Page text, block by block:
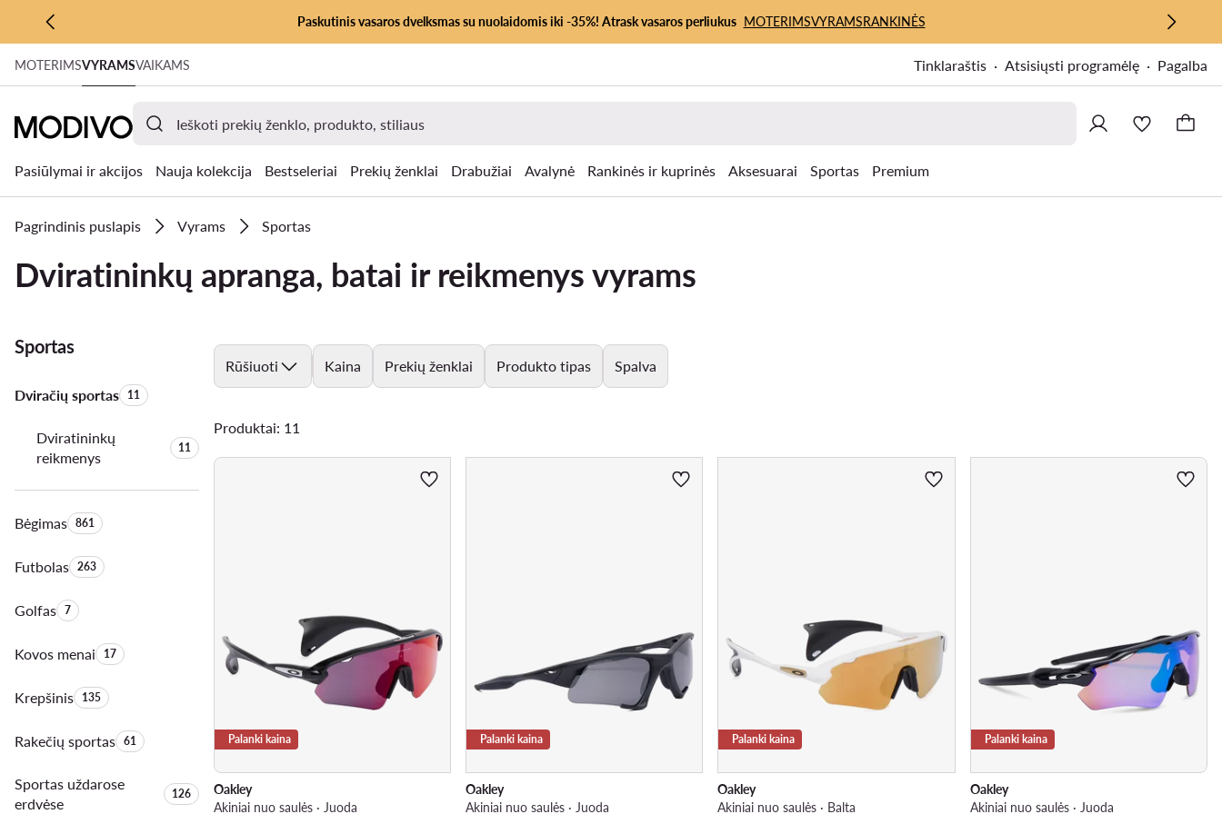
PEREITI PRIE PAGRINDINIO TURINIO
PEREITI Į PAIEŠKĄ
Paskutinis vasaros dvelksmas su nuolaidomis iki -35%! Atrask vasaros perliukus MOTERIMSVYRAMSRANKINĖS
MOTERIMSVYRAMSVAIKAMS Tinklaraštis Atsisiųsti programėlę Pagalba
Pasiūlymai ir akcijos Nauja kolekcija Bestseleriai Prekių ženklai Drabužiai Avalynė Rankinės ir kuprinės Aksesuarai Sportas Premium
Pagrindinis puslapis Vyrams Sportas
Dviratininkų apranga, batai ir reikmenys vyrams
Sportas
Dviračių sportasProduktų skaičius:
11
Dviratininkų
reikmenys
Produktų skaičius:
11
BėgimasProduktų skaičius:
861
FutbolasProduktų skaičius:
263
GolfasProduktų skaičius:
7
Kovos menaiProduktų skaičius:
17
KrepšinisProduktų skaičius:
135
Rakečių sportasProduktų skaičius:
61
Sportas uždarose
erdvėse
Produktų skaičius:
126
Rūšiuoti Kaina Prekių ženklai Produkto tipas Spalva
Produktai: 11
Palanki kaina
Oakley
Akiniai nuo saulės · Juoda
Palanki kaina
Oakley
Akiniai nuo saulės · Juoda
Palanki kaina
Oakley
Akiniai nuo saulės · Balta
Palanki kaina
Oakley
Akiniai nuo saulės · Juoda